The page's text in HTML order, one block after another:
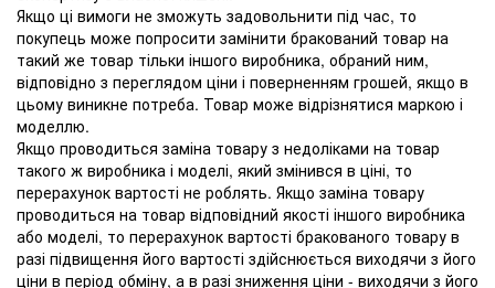
Якщо ці вимоги не зможуть задовольнити під час, то
покупець може попросити замінити бракований товар на
такий же товар тільки іншого виробника, обраний ним,
відповідно з переглядом ціни і поверненням грошей, якщо в
цьому виникне потреба. Товар може відрізнятися маркою і
моделлю.
Якщо проводиться заміна товару з недоліками на товар
такого ж виробника і моделі, який змінився в ціні, то
перерахунок вартості не роблять. Якщо заміна товару
проводиться на товар відповідний якості іншого виробника
або моделі, то перерахунок вартості бракованого товару в
разі підвищення його вартості здійснюється виходячи з його
ціни в період обміну, а в разі зниження ціни - виходячи з його